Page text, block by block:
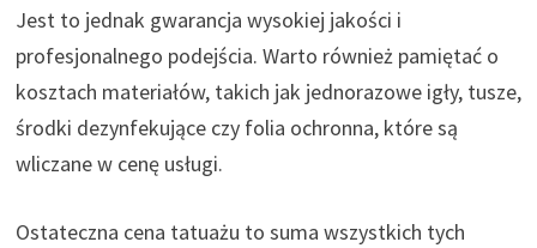
Jest to jednak gwarancja wysokiej jakości i
profesjonalnego podejścia. Warto również pamiętać o
kosztach materiałów, takich jak jednorazowe igły, tusze,
środki dezynfekujące czy folia ochronna, które są
wliczane w cenę usługi.
Ostateczna cena tatuażu to suma wszystkich tych